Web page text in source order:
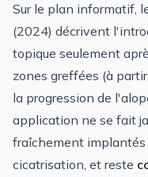
Sur le plan informatif,
(2024) décrivent
topique seulement
zones greffées (à partir
la progression de
application ne se fait
fraîchement implantés
cicatrisation, et reste